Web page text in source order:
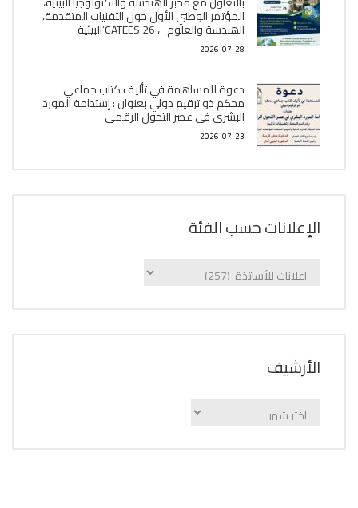
المؤتمر الوطني الأول حول التقنيات المتقدمة،
الھندسة والعلوم ، CATEES’26’البیئية
2026-07-28
دعوة للمساهمة في تأليف كتاب جماعي
محكم ذو ترقيم دولي بعنوان : إستدامة المورد
البشري في عصر التحول الرقمي
2026-07-23
الإعلانات حسب الفئة
الإعلانات
اﻷرشيف
اﻷرشيف